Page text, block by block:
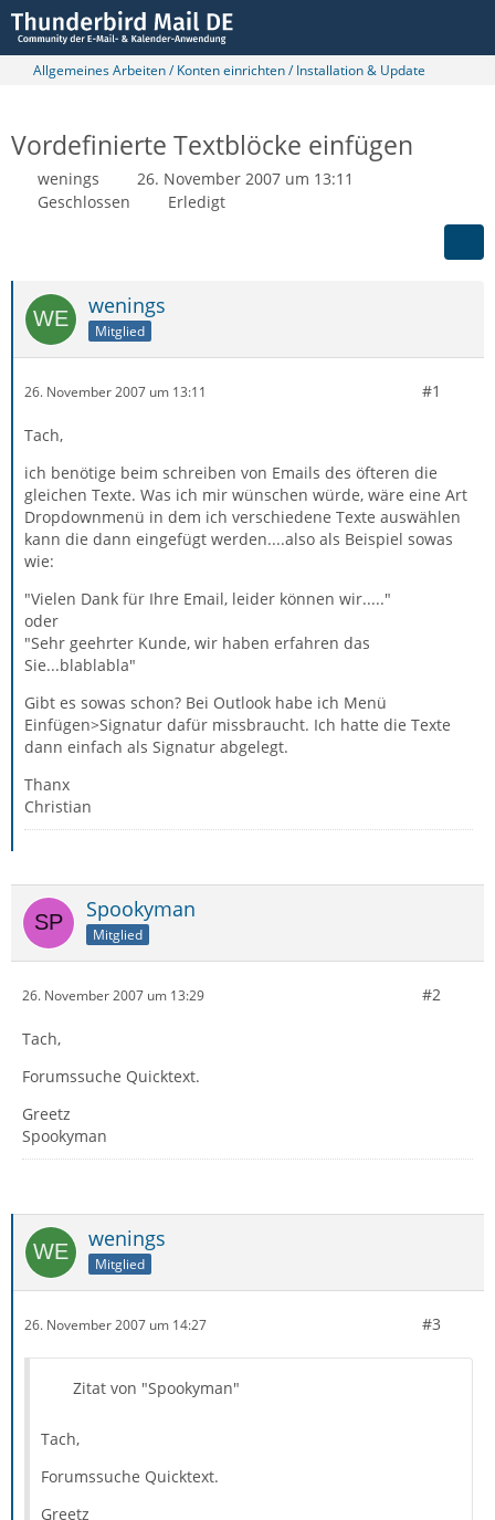
Allgemeines Arbeiten / Konten einrichten / Installation & Update
Vordefinierte Textblöcke einfügen
wenings
26. November 2007 um 13:11
Geschlossen
Erledigt
wenings
Mitglied
26. November 2007 um 13:11 #1
Tach,
ich benötige beim schreiben von Emails des öfteren die
gleichen Texte. Was ich mir wünschen würde, wäre eine Art
Dropdownmenü in dem ich verschiedene Texte auswählen
kann die dann eingefügt werden....also als Beispiel sowas
wie:
"Vielen Dank für Ihre Email, leider können wir....."
oder
"Sehr geehrter Kunde, wir haben erfahren das
Sie...blablabla"
Gibt es sowas schon? Bei Outlook habe ich Menü
Einfügen>Signatur dafür missbraucht. Ich hatte die Texte
dann einfach als Signatur abgelegt.
Thanx
Christian
Spookyman
Mitglied
26. November 2007 um 13:29 #2
Tach,
Forumssuche Quicktext.
Greetz
Spookyman
wenings
Mitglied
26. November 2007 um 14:27 #3
Zitat von "Spookyman"
Tach,
Forumssuche Quicktext.
Greetz